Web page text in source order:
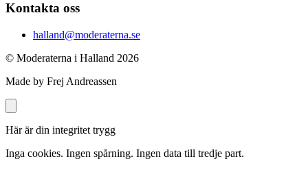
Kontakta oss
halland@moderaterna.se
© Moderaterna i Halland 2026
Made by Frej Andreassen
Här är din integritet trygg
Inga cookies. Ingen spårning. Ingen data till tredje part.